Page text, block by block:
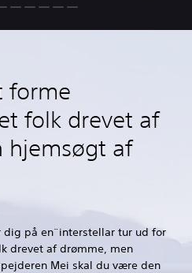
forme
folk drevet af
hjemsøgt af
dig på en¨interstellar tur ud for
drevet af drømme, men
Mei skal du være den